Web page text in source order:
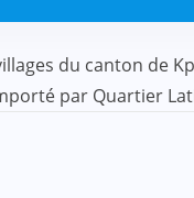
du canton de
par Quartier